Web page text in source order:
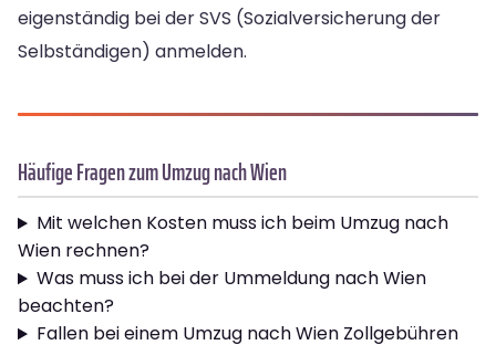
eigenständig bei der SVS (Sozialversicherung der
Selbständigen) anmelden.
Häufige Fragen zum Umzug nach Wien
Mit welchen Kosten muss ich beim Umzug nach
Wien rechnen?
Was muss ich bei der Ummeldung nach Wien
beachten?
Fallen bei einem Umzug nach Wien Zollgebühren